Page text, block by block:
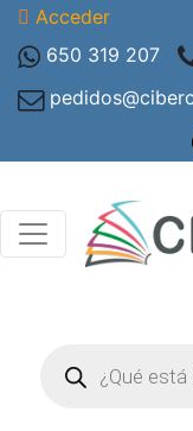
Acceder
650 319 207
productos